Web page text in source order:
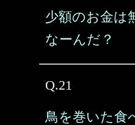
少額のお金は
なーんだ？
Q.21
鳥を巻いた食